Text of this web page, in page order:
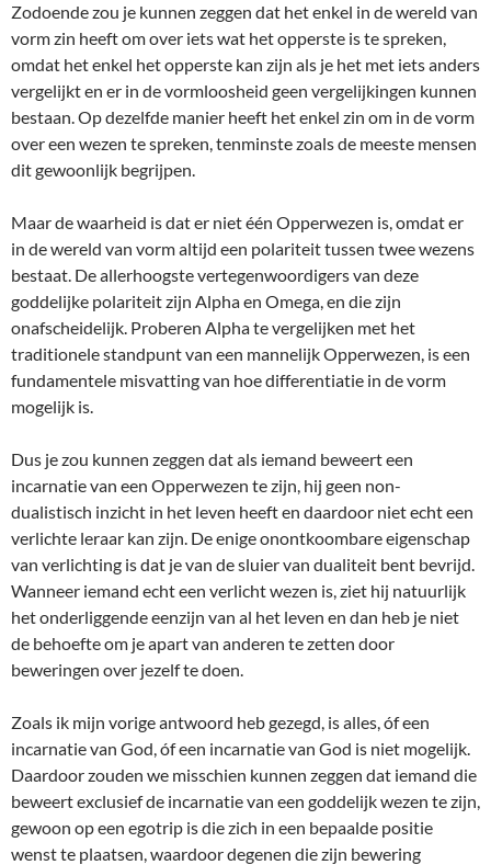
Zodoende zou je kunnen zeggen dat het enkel in de wereld van
vorm zin heeft om over iets wat het opperste is te spreken,
omdat het enkel het opperste kan zijn als je het met iets anders
vergelijkt en er in de vormloosheid geen vergelijkingen kunnen
bestaan. Op dezelfde manier heeft het enkel zin om in de vorm
over een wezen te spreken, tenminste zoals de meeste mensen
dit gewoonlijk begrijpen.
Maar de waarheid is dat er niet één Opperwezen is, omdat er
in de wereld van vorm altijd een polariteit tussen twee wezens
bestaat. De allerhoogste vertegenwoordigers van deze
goddelijke polariteit zijn Alpha en Omega, en die zijn
onafscheidelijk. Proberen Alpha te vergelijken met het
traditionele standpunt van een mannelijk Opperwezen, is een
fundamentele misvatting van hoe differentiatie in de vorm
mogelijk is.
Dus je zou kunnen zeggen dat als iemand beweert een
incarnatie van een Opperwezen te zijn, hij geen non-
dualistisch inzicht in het leven heeft en daardoor niet echt een
verlichte leraar kan zijn. De enige onontkoombare eigenschap
van verlichting is dat je van de sluier van dualiteit bent bevrijd.
Wanneer iemand echt een verlicht wezen is, ziet hij natuurlijk
het onderliggende eenzijn van al het leven en dan heb je niet
de behoefte om je apart van anderen te zetten door
beweringen over jezelf te doen.
Zoals ik mijn vorige antwoord heb gezegd, is alles, óf een
incarnatie van God, óf een incarnatie van God is niet mogelijk.
Daardoor zouden we misschien kunnen zeggen dat iemand die
beweert exclusief de incarnatie van een goddelijk wezen te zijn,
gewoon op een egotrip is die zich in een bepaalde positie
wenst te plaatsen, waardoor degenen die zijn bewering